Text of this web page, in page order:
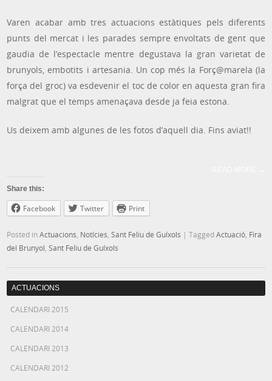
Varen acabar amb tres actuacions estàtiques pels diferents
punts del mercat i les parades sempre envoltats de gent que
gaudia de l’espectacle mentre degustava la gran varietat de
brunyols, embotits i artesania. Un cop més la Forç@marela (la
força del groc) va esdevenir el toc de color en aquesta gran fira
malgrat que el temps amenaçava desde ja feia estona.
Us deixem amb algunes de les fotos d’aquell dia. Fins aviat!!
Share this:
Facebook Twitter Print
Posted inActuacions Notícies ,Sant Feliu de Guíxols |TaggedActuació Fira
del Brunyol ,Sant Feliu de Guíxols
ACTUACIONS
CALENDARI 2015
CALENDARI 2014
CALENDARI 2013
CALENDARI 2012